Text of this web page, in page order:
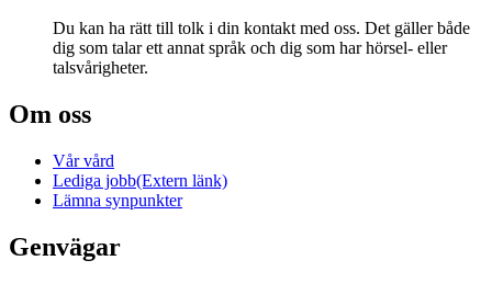
Du kan ha rätt till tolk i din kontakt med oss. Det gäller både
dig som talar ett annat språk och dig som har hörsel- eller
talsvårigheter.
Om oss
Vår vård
Lediga jobb(Extern länk)
Lämna synpunkter
Genvägar